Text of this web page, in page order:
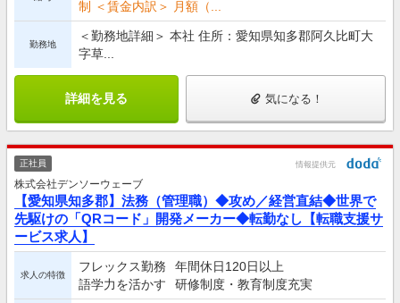
制 ＜賃金内訳＞ 月額（...
勤務地
＜勤務地詳細＞ 本社 住所：愛知県知多郡阿久比町大
字草...
詳細を見る 気になる！
正社員 情報提供元
株式会社デンソーウェーブ
【愛知県知多郡】法務（管理職）◆攻め／経営直結◆世界で
先駆けの「QRコード」開発メーカー◆転勤なし【転職支援サ
ービス求人】
求人の特徴
フレックス勤務
年間休日120日以上
語学力を活かす
研修制度・教育制度充実